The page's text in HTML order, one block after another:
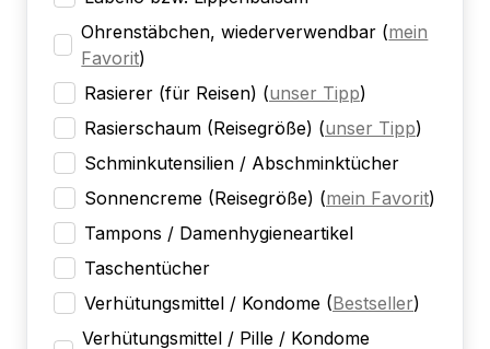
Ohrenstäbchen, wiederverwendbar (mein
Favorit)
Rasierer (für Reisen) (unser Tipp)
Rasierschaum (Reisegröße) (unser Tipp)
Schminkutensilien / Abschminktücher
Sonnencreme (Reisegröße) (mein Favorit)
Tampons / Damenhygieneartikel
Taschentücher
Verhütungsmittel / Kondome (Bestseller)
Verhütungsmittel / Pille / Kondome